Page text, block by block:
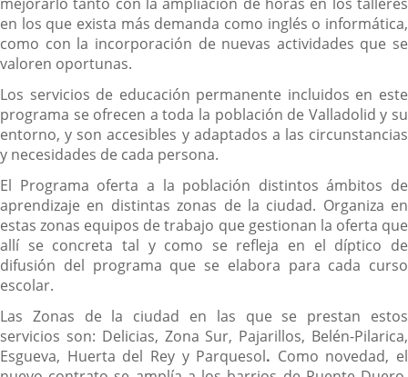
en los que exista más demanda como inglés o informática,
como con la incorporación de nuevas actividades que se
valoren oportunas.
Los servicios de educación permanente incluidos en este
programa se ofrecen a toda la población de Valladolid y su
entorno, y son accesibles y adaptados a las circunstancias
y necesidades de cada persona.
El Programa oferta a la población distintos ámbitos de
aprendizaje en distintas zonas de la ciudad. Organiza en
estas zonas equipos de trabajo que gestionan la oferta que
allí se concreta tal y como se refleja en el díptico de
difusión del programa que se elabora para cada curso
escolar.
Las Zonas de la ciudad en las que se prestan estos
servicios son: Delicias, Zona Sur, Pajarillos, Belén-Pilarica,
Esgueva, Huerta del Rey y Parquesol. Como novedad, el